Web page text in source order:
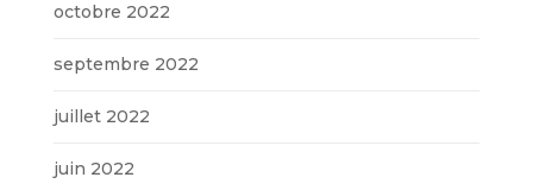
octobre 2022
septembre 2022
juillet 2022
juin 2022